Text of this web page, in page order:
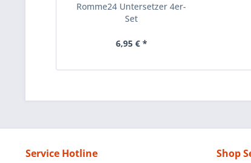
Romme24 Untersetzer 4er-
Set
6,95 € *
Service Hotline Shop